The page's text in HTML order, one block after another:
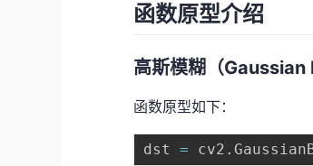
函数原型介绍
高斯模糊（Gaussian
函数原型如下：
dst = cv2 .